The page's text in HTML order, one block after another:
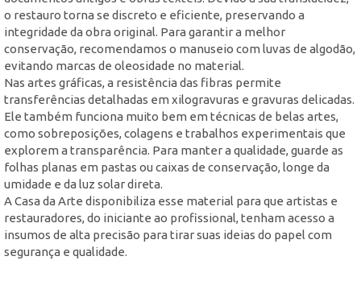
o restauro torna se discreto e eficiente, preservando a
integridade da obra original. Para garantir a melhor
conservação, recomendamos o manuseio com luvas de algodão,
evitando marcas de oleosidade no material.
Nas artes gráficas, a resistência das fibras permite
transferências detalhadas em xilogravuras e gravuras delicadas.
Ele também funciona muito bem em técnicas de belas artes,
como sobreposições, colagens e trabalhos experimentais que
explorem a transparência. Para manter a qualidade, guarde as
folhas planas em pastas ou caixas de conservação, longe da
umidade e da luz solar direta.
A Casa da Arte disponibiliza esse material para que artistas e
restauradores, do iniciante ao profissional, tenham acesso a
insumos de alta precisão para tirar suas ideias do papel com
segurança e qualidade.